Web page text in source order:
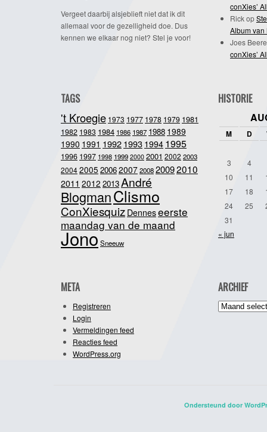
Vergeet daarbij alsjeblieft niet dat ik dit
allemaal voor de gezelligheid doe. Dus
kennen we elkaar nog niet? Stel je voor!
conXies’
Rickop
Album van
Joes
conXies’
TAGS
't Kroegie 1973 1977 1978 1979 1981
1982 1983 1984 1986 1987 1988 1989
1990 1991 19921993 1994 1995
1996 1997 1998 1999 2000 2001 2002 2003
20042005 20062007200820092010
2011 2012 2013André
BlogmanClismo
ConXiesquiz Denneseerste
maandag van de maand
JonoSneeuw
HISTORIE
M D
3
4
10
11
17
18
24
25
31
« jun
META
Registreren
Login
Vermeldingen feed
Reacties feed
WordPress.org
ARCHIEF
Archief
Ondersteund door